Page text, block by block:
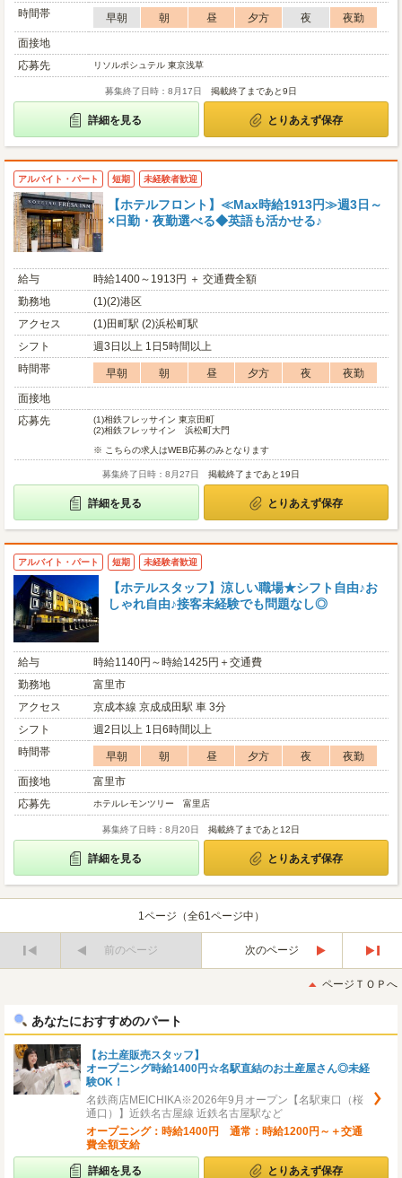
時間帯
早朝 朝 昼 夕方 夜
夜勤
面接地
応募先
リソルポシュテル 東京浅草
募集終了日時：8月17日 掲載終了まであと9日
詳細を見る とりあえず保存
アルバイト・パート 短期 未経験者歓迎
【ホテルフロント】≪Max時給1913円≫週3日～
×日勤・夜勤選べる◆英語も活かせる♪
給与
時給1400～1913円 ＋ 交通費全額
勤務地
(1)(2)港区
アクセス
(1)田町駅 (2)浜松町駅
シフト
週3日以上 1日5時間以上
時間帯
早朝 朝 昼 夕方 夜
夜勤
面接地
応募先
(1)相鉄フレッサイン 東京田町
(2)相鉄フレッサイン 浜松町大門
※ こちらの求人はWEB応募のみとなります
募集終了日時：8月27日 掲載終了まであと19日
詳細を見る とりあえず保存
アルバイト・パート 短期 未経験者歓迎
【ホテルスタッフ】涼しい職場★シフト自由♪お
しゃれ自由♪接客未経験でも問題なし◎
給与
時給1140円～時給1425円＋交通費
勤務地
富里市
アクセス
京成本線 京成成田駅 車 3分
シフト
週2日以上 1日6時間以上
時間帯
早朝 朝 昼 夕方 夜
夜勤
面接地
富里市
応募先
ホテルレモンツリー 富里店
募集終了日時：8月20日 掲載終了まであと12日
詳細を見る とりあえず保存
1ページ（全61ページ中）
前のページ
次のページ
後
ページＴＯＰへ
あなたにおすすめのパート
【お土産販売スタッフ】
オープニング時給1400円☆名駅直結のお土産屋さん◎未経
験OK！
名鉄商店MEICHIKA※2026年9月オープン【名駅東口（桜
通口）】近鉄名古屋線 近鉄名古屋駅など
オープニング：時給1400円 通常：時給1200円～＋交通
費全額支給
詳細を見る とりあえず保存